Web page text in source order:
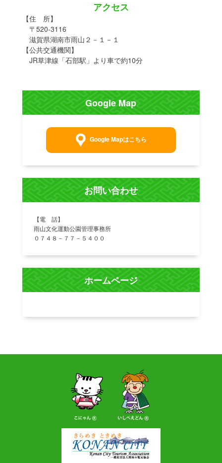
アクセス
【住 所】
〒520-3116
滋賀県湖南市雨山２－１－１
【公共交通機関】
JR草津線「石部駅」より車で約10分
Google Map
Google Mapはこちら
お問い合わせ
【電 話】
雨山文化運動公園管理事務所
０７４８－７７－５４００
ホームページ